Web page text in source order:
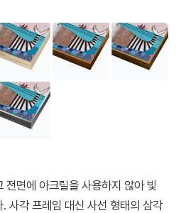
전면에 아크릴을 사용하지 않아 빛
사각 프레임 대신 사선 형태의 삼각